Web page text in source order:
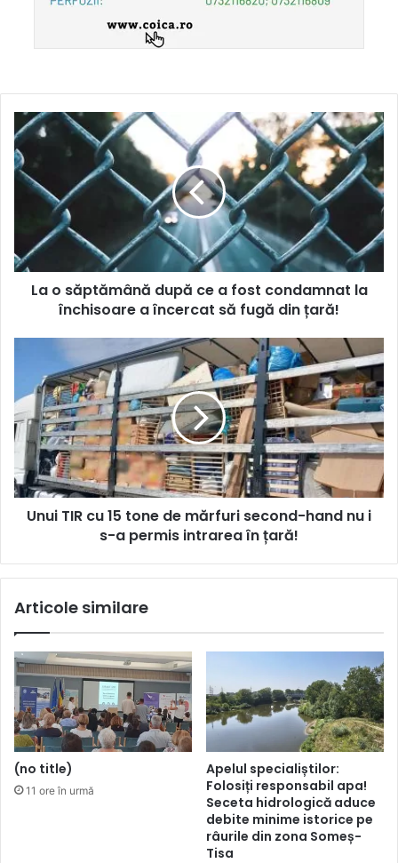
La o săptămână după ce a fost condamnat la
închisoare a încercat să fugă din țară!
Unui TIR cu 15 tone de mărfuri second-hand nu i
s-a permis intrarea în țară!
Articole similare
(no title)
11 ore în urmă
Apelul specialiștilor:
Folosiți responsabil apa!
Seceta hidrologică aduce
debite minime istorice pe
râurile din zona Someș-
Tisa